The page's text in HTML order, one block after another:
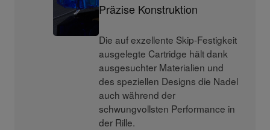
Präzise Konstruktion
Die auf exzellente Skip-Festigkeit
ausgelegte Cartridge hält dank
ausgesuchter Materialien und
des speziellen Designs die Nadel
auch während der
schwungvollsten Performance in
der Rille.